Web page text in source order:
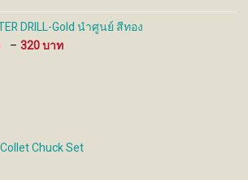
280 ฿
through
930 ฿
DRILL-Gold นำศูนย์ สีทอง
– 320
Chuck Set